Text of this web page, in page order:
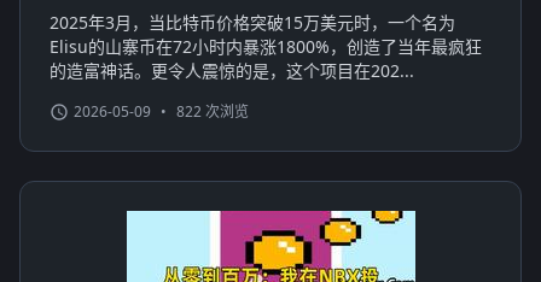
2025年3月，当比特币价格突破15万美元时，一个名为
Elisu的山寨币在72小时内暴涨1800%，创造了当年最疯狂
的造富神话。更令人震惊的是，这个项目在202...
2026-05-09 • 822 次浏览